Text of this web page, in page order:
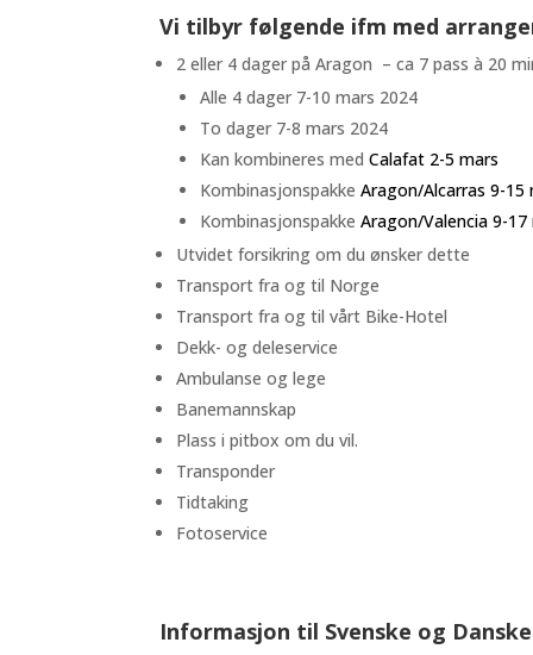
Vi tilbyr følgende ifm med
2 eller 4 dager på Aragon – ca 7 pass à 20
Alle 4 dager 7-10 mars 2024
To dager 7-8 mars 2024
Kan kombineres medCalafat 2-5 mars
KombinasjonspakkeAragon/Alcarras 9-15
KombinasjonspakkeAragon/Valencia 9-
Utvidet forsikring om du ønsker dette
Transport fra og til Norge
Transport fra og til vårt Bike-Hotel
Dekk- og deleservice
Ambulanse og lege
Banemannskap
Plass i pitbox om du vil.
Transponder
Tidtaking
Fotoservice
Informasjon til Svenske og